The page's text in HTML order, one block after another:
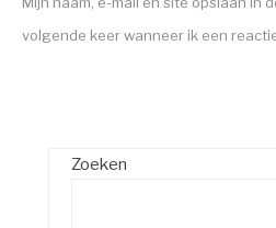
volgende keer wanneer ik een
Zoeken